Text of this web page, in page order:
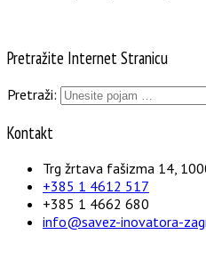
Pretražite Internet Stranicu
Pretraži:
Kontakt
Trg žrtava fašizma 14,
+385 1 4612 517
+385 1 4662 680
info@savez-inovatora-